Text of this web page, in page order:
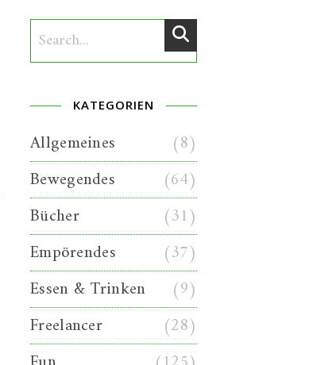
KATEGORIEN
Allgemeines
(8)
Bewegendes
(64)
Bücher
(31)
Empörendes
(37)
Essen & Trinken
(9)
Freelancer
(28)